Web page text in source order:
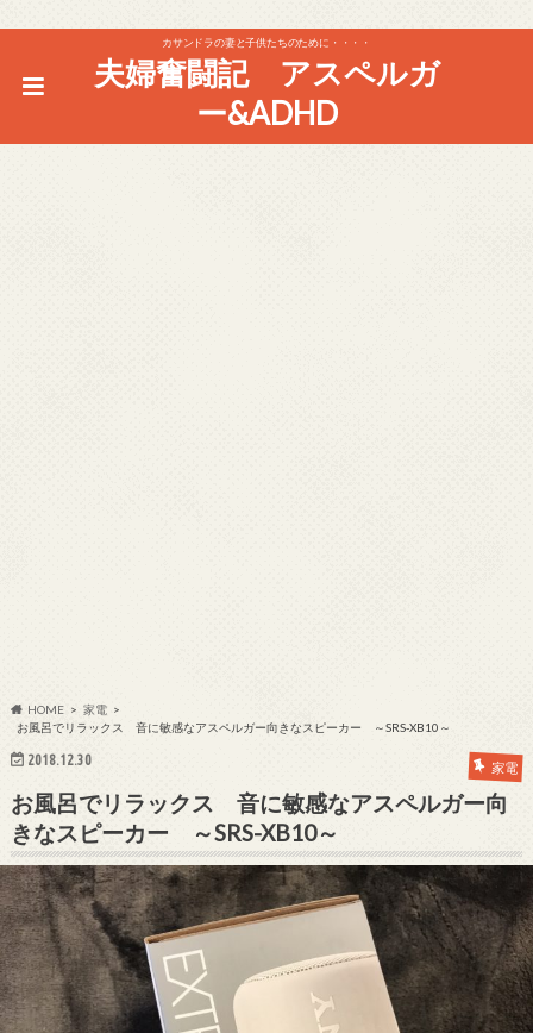
カサンドラの妻と子供たちのために・・・・
夫婦奮闘記 アスペルガ
ー&ADHD
HOME
家電
お風呂でリラックス 音に敏感なアスペルガー向きなスピーカー ～SRS-XB10～
2018.12.30 家電
お風呂でリラックス 音に敏感なアスペルガー向
きなスピーカー ～SRS-XB10～